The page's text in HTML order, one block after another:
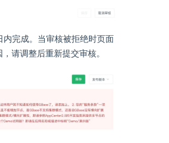
完成。当审核被拒绝时页面
请调整后重新提交审核。